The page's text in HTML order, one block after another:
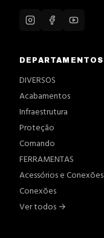
DEPARTAMENTOS
DIVERSOS
Acabamentos
Infraestrutura
Proteção
Comando
FERRAMENTAS
Acessórios e Conexões
Conexões
Ver todos →